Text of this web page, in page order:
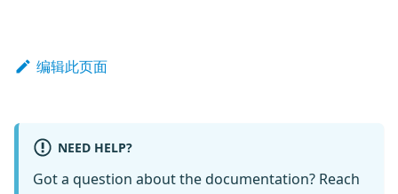
编辑此页面
NEED HELP?
Got a question about the documentation? Reach